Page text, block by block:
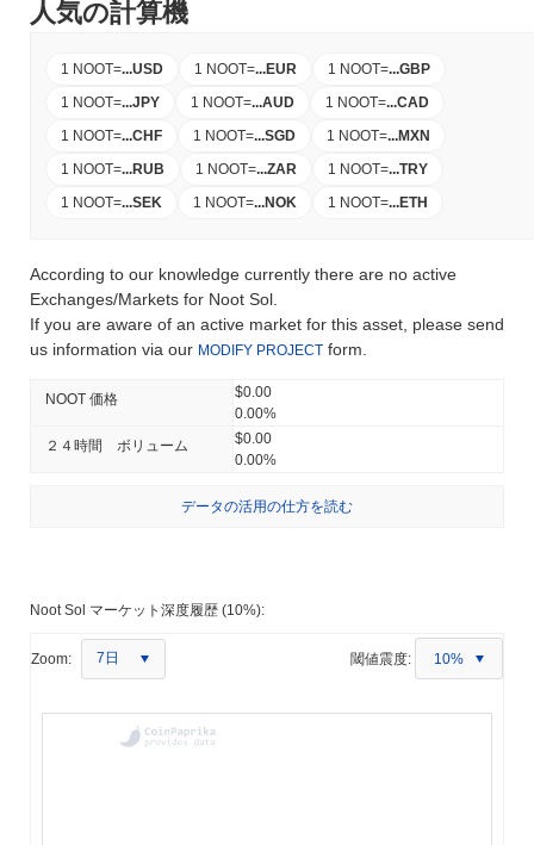
人気の計算機
1 NOOT=...USD 1 NOOT=...EUR 1 NOOT=...GBP
1 NOOT=...JPY 1 NOOT=...AUD 1 NOOT=...CAD
1 NOOT=...CHF 1 NOOT=...SGD 1 NOOT=...MXN
1 NOOT=...RUB 1 NOOT=...ZAR 1 NOOT=...TRY
1 NOOT=...SEK 1 NOOT=...NOK 1 NOOT=...ETH
According to our knowledge currently there are no active
Exchanges/Markets for Noot Sol.
If you are aware of an active market for this asset, please send
us information via our MODIFY PROJECT form.
NOOT 価格
$0.00
0.00%
２４時間 ボリューム
$0.00
0.00%
データの活用の仕方を読む
Noot Sol マーケット深度履歴 (10%):
Zoom: 7日 閾値震度: 10%